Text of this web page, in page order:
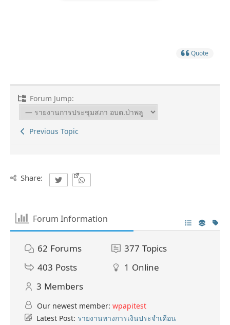
Quote
Forum Jump:
Previous Topic
Share:
Forum Information
62 Forums 377 Topics
403 Posts 1 Online
3 Members
Our newest member: wpapitest
Latest Post: รายงานทางการเงินประจำเดือน